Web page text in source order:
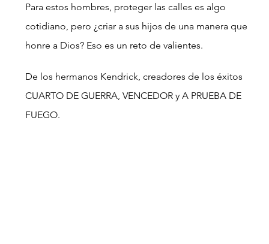
Para estos hombres, proteger las calles es algo
cotidiano, pero ¿criar a sus hijos de una manera que
honre a Dios? Eso es un reto de valientes.
De los hermanos Kendrick, creadores de los éxitos
CUARTO DE GUERRA, VENCEDOR y A PRUEBA DE
FUEGO.